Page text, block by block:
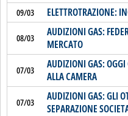
09/03 ELETTROTRAZIONE:
08/03
AUDIZIONI GAS:
MERCATO
07/03
AUDIZIONI GAS:
ALLA CAMERA
07/03
AUDIZIONI GAS: GLI
SEPARAZIONE